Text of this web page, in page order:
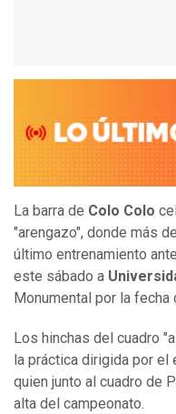
La barra de Colo Colo
"arengazo", donde más
último entrenamiento
este sábado a
Monumental por la fecha
Los hinchas del cuadro
la práctica dirigida por el
quien junto al cuadro de
alta del campeonato.